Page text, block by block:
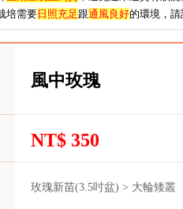
培需要日照充足 跟通風良好的環境，請
風中玫瑰
NT$ 350
玫瑰新苗(3.5吋盆) > 大輪矮叢